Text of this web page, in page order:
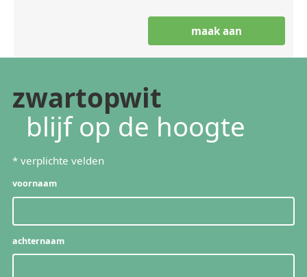
zwartopwit
blijf op de hoogte
* verplichte velden
voornaam
achternaam